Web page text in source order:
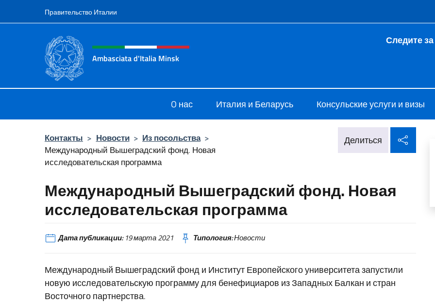
Правительство Италии
Шапка сайта, соцсети и меню
Ambasciata d'Italia Minsk
Следите
O нас Италия и Беларусь Консульские услуги и визы
Контакты > Новости > Из посольства >
Международный Вышеградский фонд. Новая
исследовательская программа
Делиться
Международный Вышеградский фонд. Новая
исследовательская программа
Дата публикации:19 марта 2021 Типология:Новости
Международный Вышеградский фонд и Институт Европейского университета запустили
новую исследовательскую программу для бенефициаров из Западных Балкан и стран
Восточного партнерства.